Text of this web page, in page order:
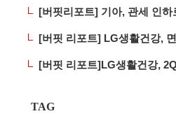
[버핏리포트] 기아, 관세 인
[버핏 리포트] LG생활건강,
[버핏 리포트]LG생활건강,
TAG